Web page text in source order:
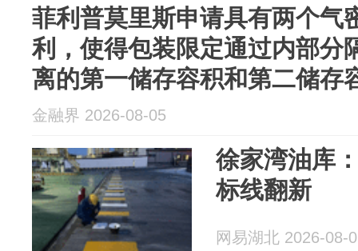
菲利普莫里斯申请具有两个气
利，使得包装限定通过内部分
离的第一储存容积和第二储存
金融界 2026-08-05
徐家湾油库
标线翻新
网易湖北 2026-08-